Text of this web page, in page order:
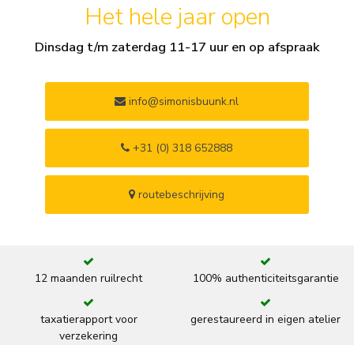
Het hele jaar open
Dinsdag t/m zaterdag 11-17 uur en op afspraak
info@simonisbuunk.nl
+31 (0) 318 652888
routebeschrijving
12 maanden ruilrecht 100% authenticiteitsgarantie
taxatierapport voor
verzekering
gerestaureerd in eigen atelier